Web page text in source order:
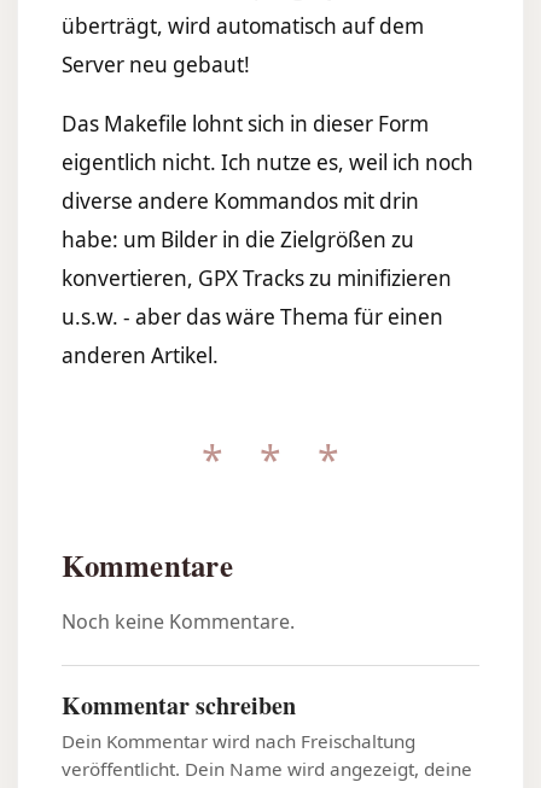
überträgt, wird automatisch auf dem
Server neu gebaut!
Das Makefile lohnt sich in dieser Form
eigentlich nicht. Ich nutze es, weil ich noch
diverse andere Kommandos mit drin
habe: um Bilder in die Zielgrößen zu
konvertieren, GPX Tracks zu minifizieren
u.s.w. - aber das wäre Thema für einen
anderen Artikel.
* * *
Kommentare
Noch keine Kommentare.
Kommentar schreiben
Dein Kommentar wird nach Freischaltung
veröffentlicht. Dein Name wird angezeigt, deine